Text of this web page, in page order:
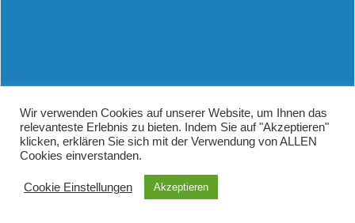
Wir verwenden Cookies auf unserer Website, um Ihnen das
relevanteste Erlebnis zu bieten. Indem Sie auf "Akzeptieren"
klicken, erklären Sie sich mit der Verwendung von ALLEN
Cookies einverstanden.
Cookie Einstellungen Akzeptieren